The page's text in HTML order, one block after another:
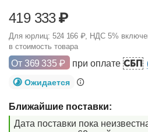
419 333₽
Для юрлиц: 524 166 ₽, НДС 5%
в стоимость товара
От 369 335 ₽ при оплате СБП
Ожидается
Ближайшие поставки:
Дата поставки пока